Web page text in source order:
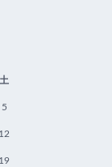
土
5
12
19